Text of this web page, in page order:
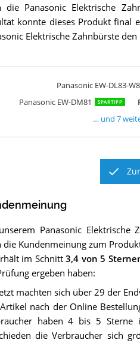
die Panasonic Elektrische
konnte dieses Produkt
Elektrische Zahnbürste den
Panasonic EW-DL83-
Panasonic EW-DM81 SPARTIPP
… und7
Panasonic Elektrische
die Kundenmeinung zum
im Schnitt3,4 von 5
ergeben haben:
machten sich über 29 der
nach der Online
haben 4 bis 5 Sterne
die Verbraucher sich